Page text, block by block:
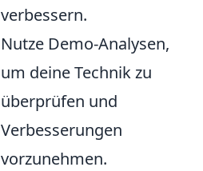
verbessern.
Nutze Demo-Analysen,
um deine Technik zu
überprüfen und
Verbesserungen
vorzunehmen.